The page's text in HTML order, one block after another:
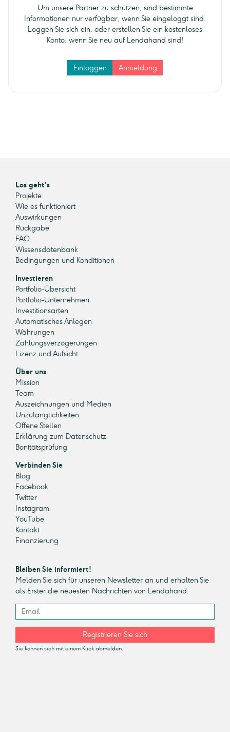
Um unsere Partner zu schützen, sind bestimmte
Informationen nur verfügbar, wenn Sie eingeloggt sind.
Loggen Sie sich ein, oder erstellen Sie ein kostenloses
Konto, wenn Sie neu auf Lendahand sind!
Einloggen Anmeldung
Los geht's
Projekte
Wie es funktioniert
Auswirkungen
Rückgabe
FAQ
Wissensdatenbank
Bedingungen und Konditionen
Investieren
Portfolio-Übersicht
Portfolio-Unternehmen
Investitionsarten
Automatisches Anlegen
Währungen
Zahlungsverzögerungen
Lizenz und Aufsicht
Über uns
Mission
Team
Auszeichnungen und Medien
Unzulänglichkeiten
Offene Stellen
Erklärung zum Datenschutz
Bonitätsprüfung
Verbinden Sie
Blog
Facebook
Twitter
Instagram
YouTube
Kontakt
Finanzierung
Bleiben Sie informiert!
Melden Sie sich für unseren Newsletter an und erhalten Sie
als Erster die neuesten Nachrichten von Lendahand.
Registrieren Sie sich
Sie können sich mit einem Klick abmelden.